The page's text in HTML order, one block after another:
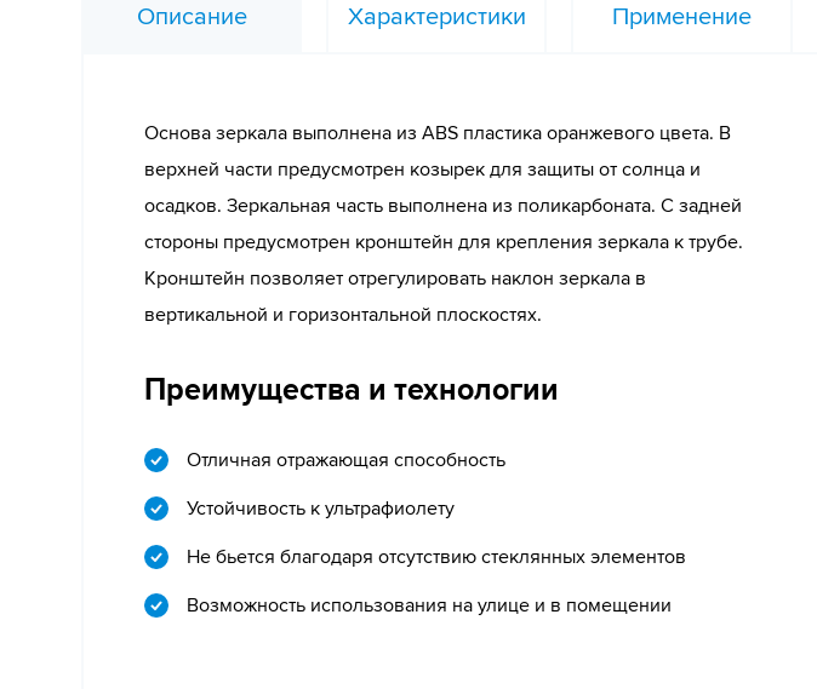
Описание Характеристики Применение
Основа зеркала выполнена из ABS пластика оранжевого цвета. В
верхней части предусмотрен козырек для защиты от солнца и
осадков. Зеркальная часть выполнена из поликарбоната. С задней
стороны предусмотрен кронштейн для крепления зеркала к трубе.
Кронштейн позволяет отрегулировать наклон зеркала в
вертикальной и горизонтальной плоскостях.
Преимущества и технологии
Отличная отражающая способность
Устойчивость к ультрафиолету
Не бьется благодаря отсутствию стеклянных элементов
Возможность использования на улице и в помещении